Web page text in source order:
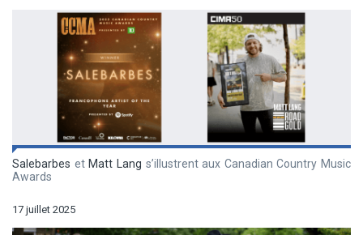
Salebarbes et Matt Lang s’illustrent aux Canadian Country Music
Awards
17 juillet 2025